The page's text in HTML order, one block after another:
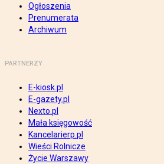
Ogłoszenia
Prenumerata
Archiwum
PARTNERZY
E-kiosk.pl
E-gazety.pl
Nexto.pl
Mała księgowość
Kancelarierp.pl
Wieści Rolnicze
Życie Warszawy